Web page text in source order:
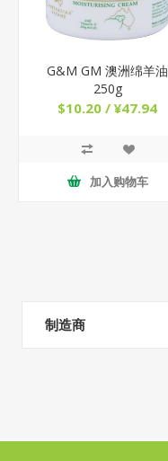
G&M GM 澳洲绵羊油
250g
$10.20 / ¥47.94
加入购物车
制造商